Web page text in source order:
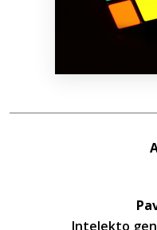
Intelekto